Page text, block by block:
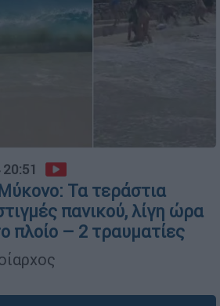
Τα τεράστια
πανικού, λίγη ώρα
πλοίο – 2 τραυματίες